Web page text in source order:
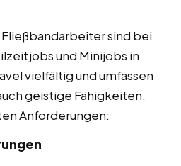
sind bei
und Minijobs in
vielfältig und umfassen
geistige Fähigkeiten.
Anforderungen: